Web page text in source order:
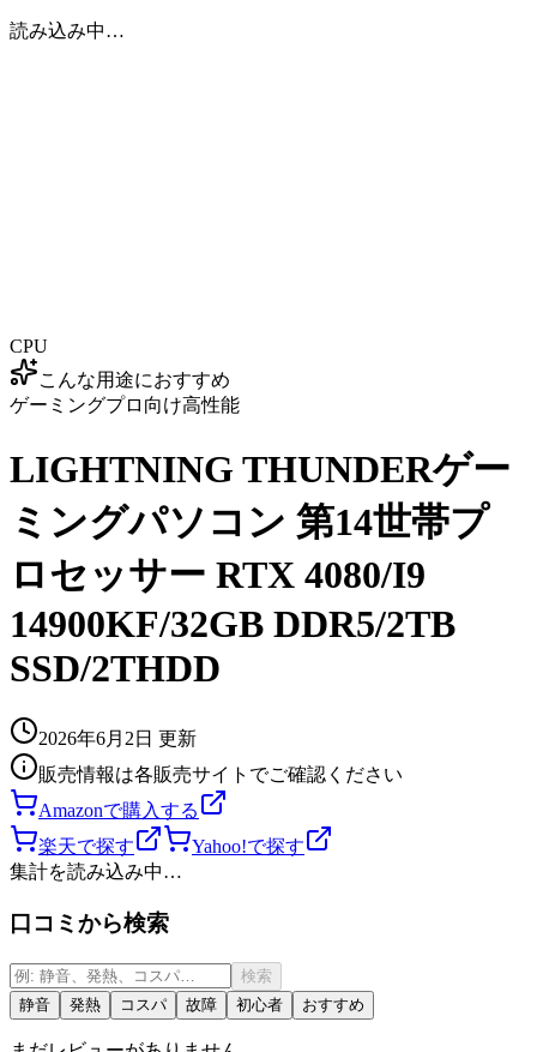
読み込み中…
CPU
こんな用途におすすめ
ゲーミングプロ向け高性能
LIGHTNING THUNDERゲー
ミングパソコン 第14世帯プ
ロセッサー RTX 4080/I9
14900KF/32GB DDR5/2TB
SSD/2THDD
2026年6月2日 更新
販売情報は各販売サイトでご確認ください
Amazonで購入する
楽天で探す
Yahoo!で探す
集計を読み込み中…
口コミから検索
検索
静音
発熱 コスパ 故障 初心者 おすすめ